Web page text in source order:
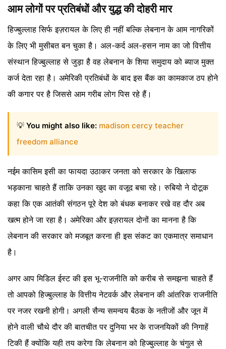
आम लोगों पर प्रतिबंधों और युद्ध की दोहरी मार
हिज्बुल्लाह सिर्फ इज़रायल के लिए ही नहीं बल्कि लेबनान के आम नागरिकों
के लिए भी मुसीबत बन चुका है। अल-कर्द अल-हसन नाम का जो वित्तीय
संस्थान हिज्बुल्लाह से जुड़ा है वह लेबनान के शिया समुदाय को ब्याज मुक्त
कर्ज देता रहा है। अमेरिकी प्रतिबंधों के बाद इस बैंक का कामकाज ठप होने
की कगार पर है जिससे आम गरीब लोग पिस रहे हैं।
💡 You might also like: madison cercy teacher
freedom alliance
नईम कासिम इसी का फायदा उठाकर जनता को सरकार के खिलाफ
भड़काना चाहते हैं ताकि उनका खुद का वजूद बचा रहे। रुबियो ने दोटूक
कहा कि एक आतंकी संगठन पूरे देश को बंधक बनाकर रखे वह दौर अब
खत्म होने जा रहा है। अमेरिका और इज़रायल दोनों का मानना है कि
लेबनान की सरकार को मजबूत करना ही इस संकट का एकमात्र समाधान
है।
अगर आप मिडिल ईस्ट की इस भू-राजनीति को करीब से समझना चाहते हैं
तो आपको हिज्बुल्लाह के वित्तीय नेटवर्क और लेबनान की आंतरिक राजनीति
पर नजर रखनी होगी। अगली सैन्य समन्वय बैठक के नतीजों और जून में
होने वाली चौथे दौर की बातचीत पर दुनिया भर के राजनयिकों की निगाहें
टिकी हैं क्योंकि यही तय करेगा कि लेबनान को हिज्बुल्लाह के चंगुल से